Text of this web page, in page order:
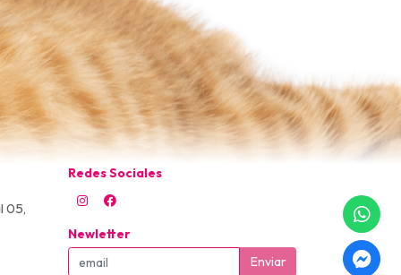
05,
Redes Sociales
Newletter
Enviar